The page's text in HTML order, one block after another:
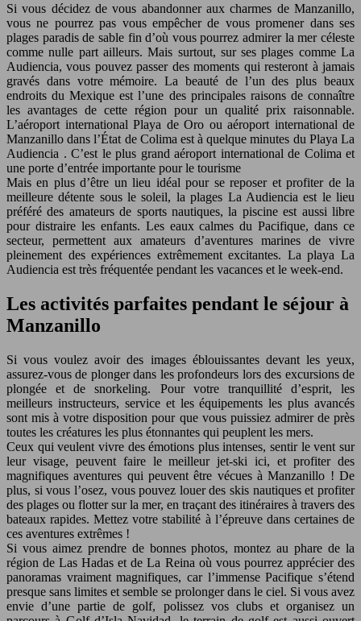
Si vous décidez de vous abandonner aux charmes de Manzanillo,
vous ne pourrez pas vous empêcher de vous promener dans ses
plages paradis de sable fin d’où vous pourrez admirer la mer céleste
comme nulle part ailleurs. Mais surtout, sur ses plages comme La
Audiencia, vous pouvez passer des moments qui resteront à jamais
gravés dans votre mémoire. La beauté de l’un des plus beaux
endroits du Mexique est l’une des principales raisons de connaître
les avantages de cette région pour un qualité prix raisonnable.
L’aéroport international Playa de Oro ou aéroport international de
Manzanillo dans l’État de Colima est à quelque minutes du Playa La
Audiencia . C’est le plus grand aéroport international de Colima et
une porte d’entrée importante pour le tourisme
Mais en plus d’être un lieu idéal pour se reposer et profiter de la
meilleure détente sous le soleil, la plages La Audiencia est le lieu
préféré des amateurs de sports nautiques, la piscine est aussi libre
pour distraire les enfants. Les eaux calmes du Pacifique, dans ce
secteur, permettent aux amateurs d’aventures marines de vivre
pleinement des expériences extrêmement excitantes. La playa La
Audiencia est très fréquentée pendant les vacances et le week-end.
Les activités parfaites pendant le séjour à
Manzanillo
Si vous voulez avoir des images éblouissantes devant les yeux,
assurez-vous de plonger dans les profondeurs lors des excursions de
plongée et de snorkeling. Pour votre tranquillité d’esprit, les
meilleurs instructeurs, service et les équipements les plus avancés
sont mis à votre disposition pour que vous puissiez admirer de près
toutes les créatures les plus étonnantes qui peuplent les mers.
Ceux qui veulent vivre des émotions plus intenses, sentir le vent sur
leur visage, peuvent faire le meilleur jet-ski ici, et profiter des
magnifiques aventures qui peuvent être vécues à Manzanillo ! De
plus, si vous l’osez, vous pouvez louer des skis nautiques et profiter
des plages ou flotter sur la mer, en traçant des itinéraires à travers des
bateaux rapides. Mettez votre stabilité à l’épreuve dans certaines de
ces aventures extrêmes !
Si vous aimez prendre de bonnes photos, montez au phare de la
région de Las Hadas et de La Reina où vous pourrez apprécier des
panoramas vraiment magnifiques, car l’immense Pacifique s’étend
presque sans limites et semble se prolonger dans le ciel. Si vous avez
envie d’une partie de golf, polissez vos clubs et organisez un